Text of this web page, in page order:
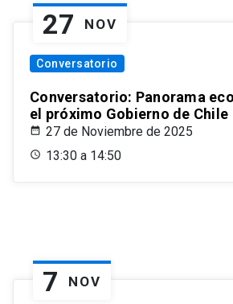
27 NOV
Conversatorio
Conversatorio: Panorama
el próximo Gobierno de Chile
27 de Noviembre de 2025
13:30 a 14:50
7 NOV